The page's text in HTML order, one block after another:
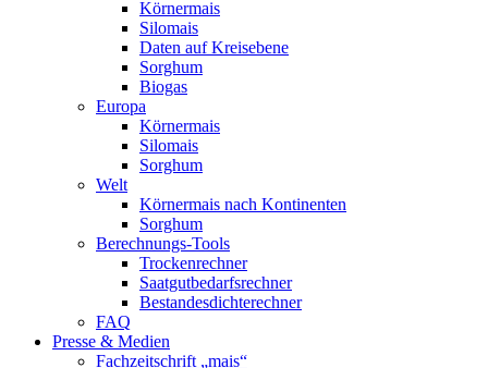
Körnermais
Silomais
Daten auf Kreisebene
Sorghum
Biogas
Europa
Körnermais
Silomais
Sorghum
Welt
Körnermais nach Kontinenten
Sorghum
Berechnungs-Tools
Trockenrechner
Saatgutbedarfsrechner
Bestandesdichterechner
FAQ
Presse & Medien
Fachzeitschrift „mais“